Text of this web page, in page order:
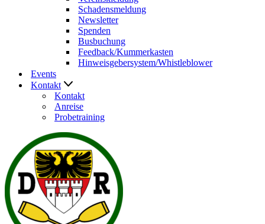
Schadensmeldung
Newsletter
Spenden
Busbuchung
Feedback/Kummerkasten
Hinweisgebersystem/Whistleblower
Events
Kontakt
Kontakt
Anreise
Probetraining